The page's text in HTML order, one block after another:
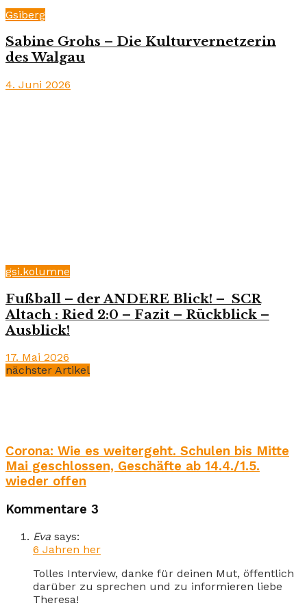
Gsiberg
Sabine Grohs – Die Kulturvernetzerin
des Walgau
4. Juni 2026
gsi.kolumne
Fußball – der ANDERE Blick! – SCR
Altach : Ried 2:0 – Fazit – Rückblick –
Ausblick!
17. Mai 2026
nächster Artikel
Corona: Wie es weitergeht. Schulen bis Mitte
Mai geschlossen, Geschäfte ab 14.4./1.5.
wieder offen
Kommentare 3
Eva says:
6 Jahren her
Tolles Interview, danke für deinen Mut, öffentlich
darüber zu sprechen und zu informieren liebe
Theresa!